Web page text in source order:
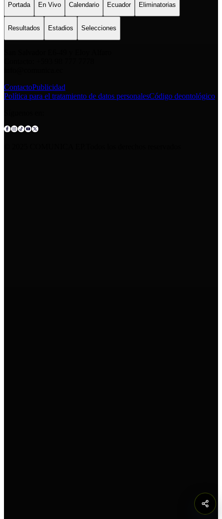
Portada En Vivo Calendario Ecuador Eliminatorias
Resultados Estadios Selecciones
ContactoPublicidad
Política para el tratamiento de datos personalesCódigo deontológico